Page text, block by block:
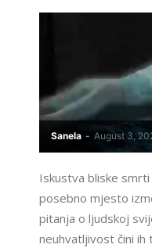
Sanela - August 3,
Iskustva bliske
posebno mjesto
pitanja o ljudskoj
neuhvatljivost čini ih